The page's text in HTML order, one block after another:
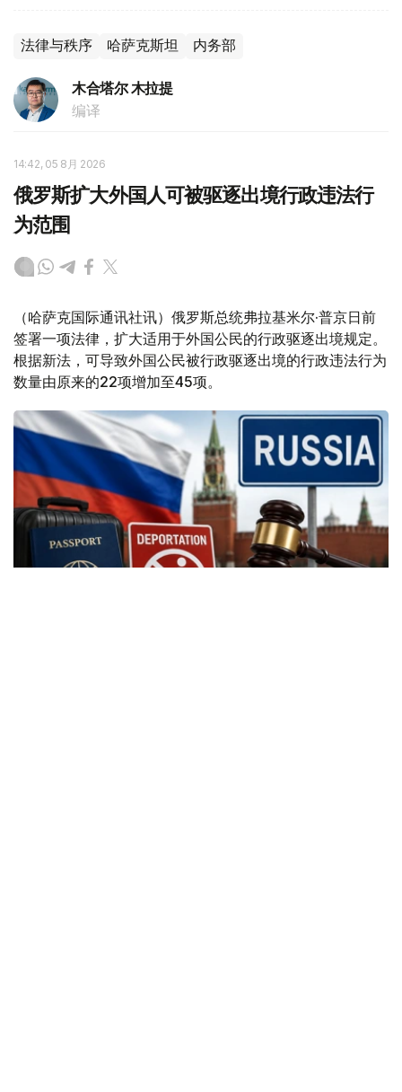
法律与秩序 哈萨克斯坦 内务部
木合塔尔 木拉提
编译
14:42, 05 8月 2026
俄罗斯扩大外国人可被驱逐出境行政违法行
为范围
（哈萨克国际通讯社讯）俄罗斯总统弗拉基米尔·普京日前
签署一项法律，扩大适用于外国公民的行政驱逐出境规定。
根据新法，可导致外国公民被行政驱逐出境的行政违法行为
数量由原来的22项增加至45项。